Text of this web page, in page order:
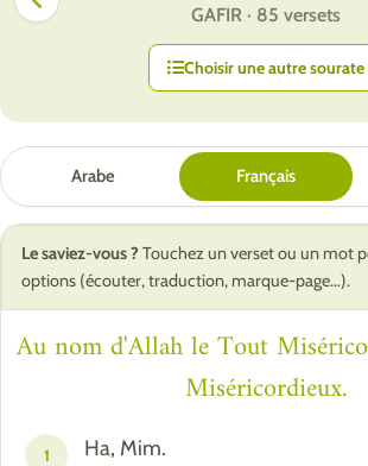
GAFIR · 85 versets
Choisir une autre sourate
Arabe Français
Le saviez-vous ? Touchez un verset ou un mot
options (écouter, traduction, marque-page…).
Au nom d'Allah le Tout
Miséricordieux.
1 Ha, Mim.